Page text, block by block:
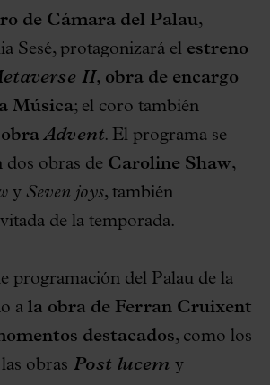
de Cámara del Palau,
Sesé, protagonizará el estreno
II, obra de encargo
Música; el coro también
obraAdvent. El programa se
dos obras de Caroline Shaw,
y Seven joys, también
de la temporada.
programación del Palau de la
a la obra de Ferran Cruixent
destacados, como los
obras Post lucemy